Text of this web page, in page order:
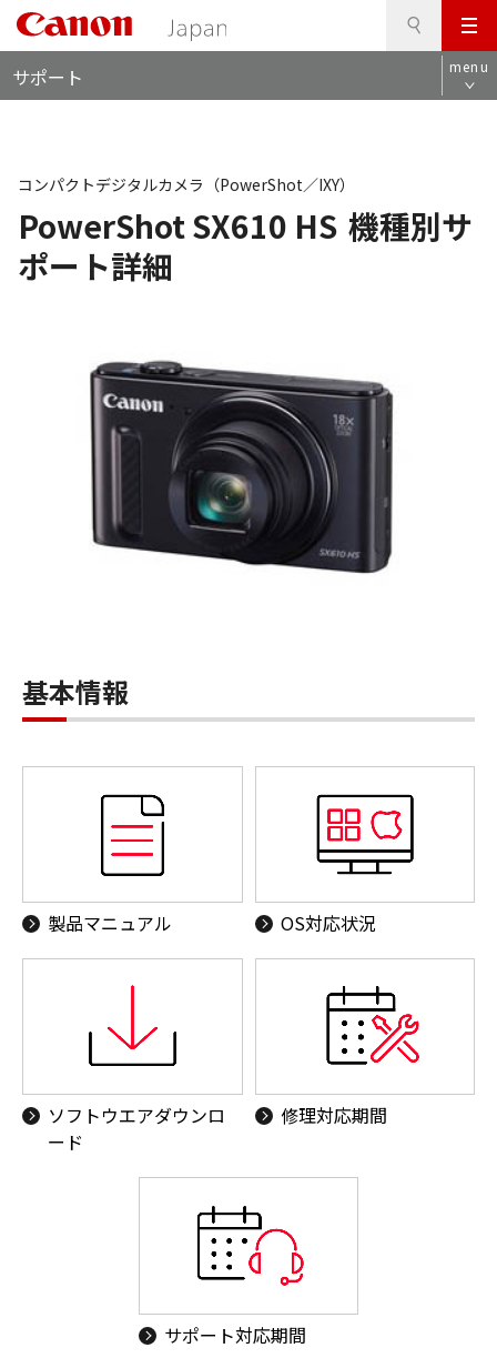
メ
ニ
ュ
サポート menu
PowerShot SX610 HS 機種別サ
ポート詳細
コンパクトデジタルカメラ（PowerShot／IXY）
基本情報
製品マニュアル OS対応状況
ソフトウエアダウンロ
ード
修理対応期間
サポート対応期間